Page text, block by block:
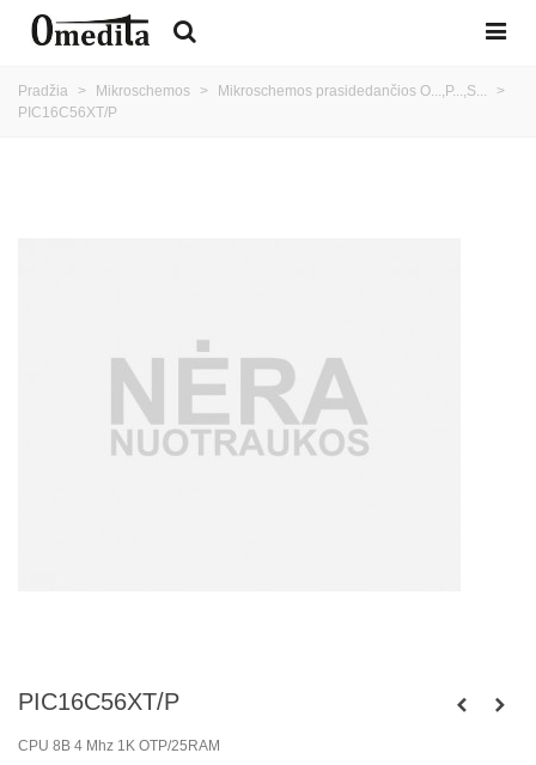
Pradžia > Mikroschemos > Mikroschemos prasidedančios O...,P...,S...
>
PIC16C56XT/P
PIC16C56XT/P
CPU 8B 4 Mhz 1K OTP/25RAM